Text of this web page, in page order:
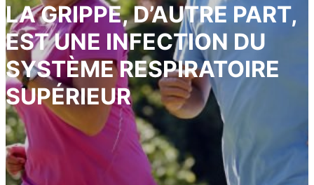
LA GRIPPE, D’AUTRE PART,
EST UNE INFECTION DU
SYSTÈME RESPIRATOIRE
SUPÉRIEUR